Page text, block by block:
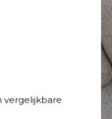
vergelijkbare